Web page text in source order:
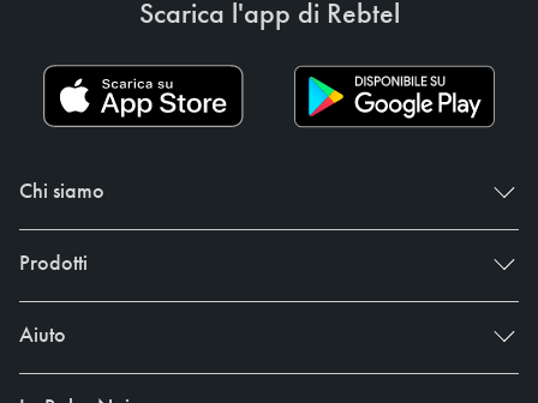
Scarica l'app di Rebtel
Chi siamo
Prodotti
Aiuto